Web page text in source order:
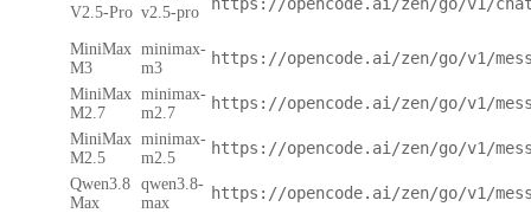
V2.5-Pro v2.5-pro
MiniMax
M3
minimax-
m3
https://opencode.ai/zen/go/v1/
MiniMax
M2.7
minimax-
m2.7
https://opencode.ai/zen/go/v1/
MiniMax
M2.5
minimax-
m2.5
https://opencode.ai/zen/go/v1/
Qwen3.8
Max
qwen3.8-
max
https://opencode.ai/zen/go/v1/